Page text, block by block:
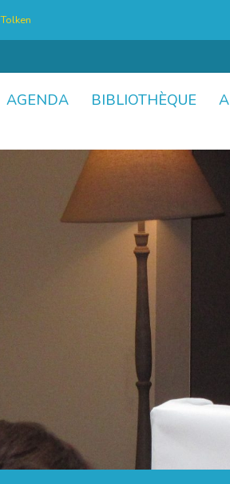
AGENDA BIBLIOTHÈQUE